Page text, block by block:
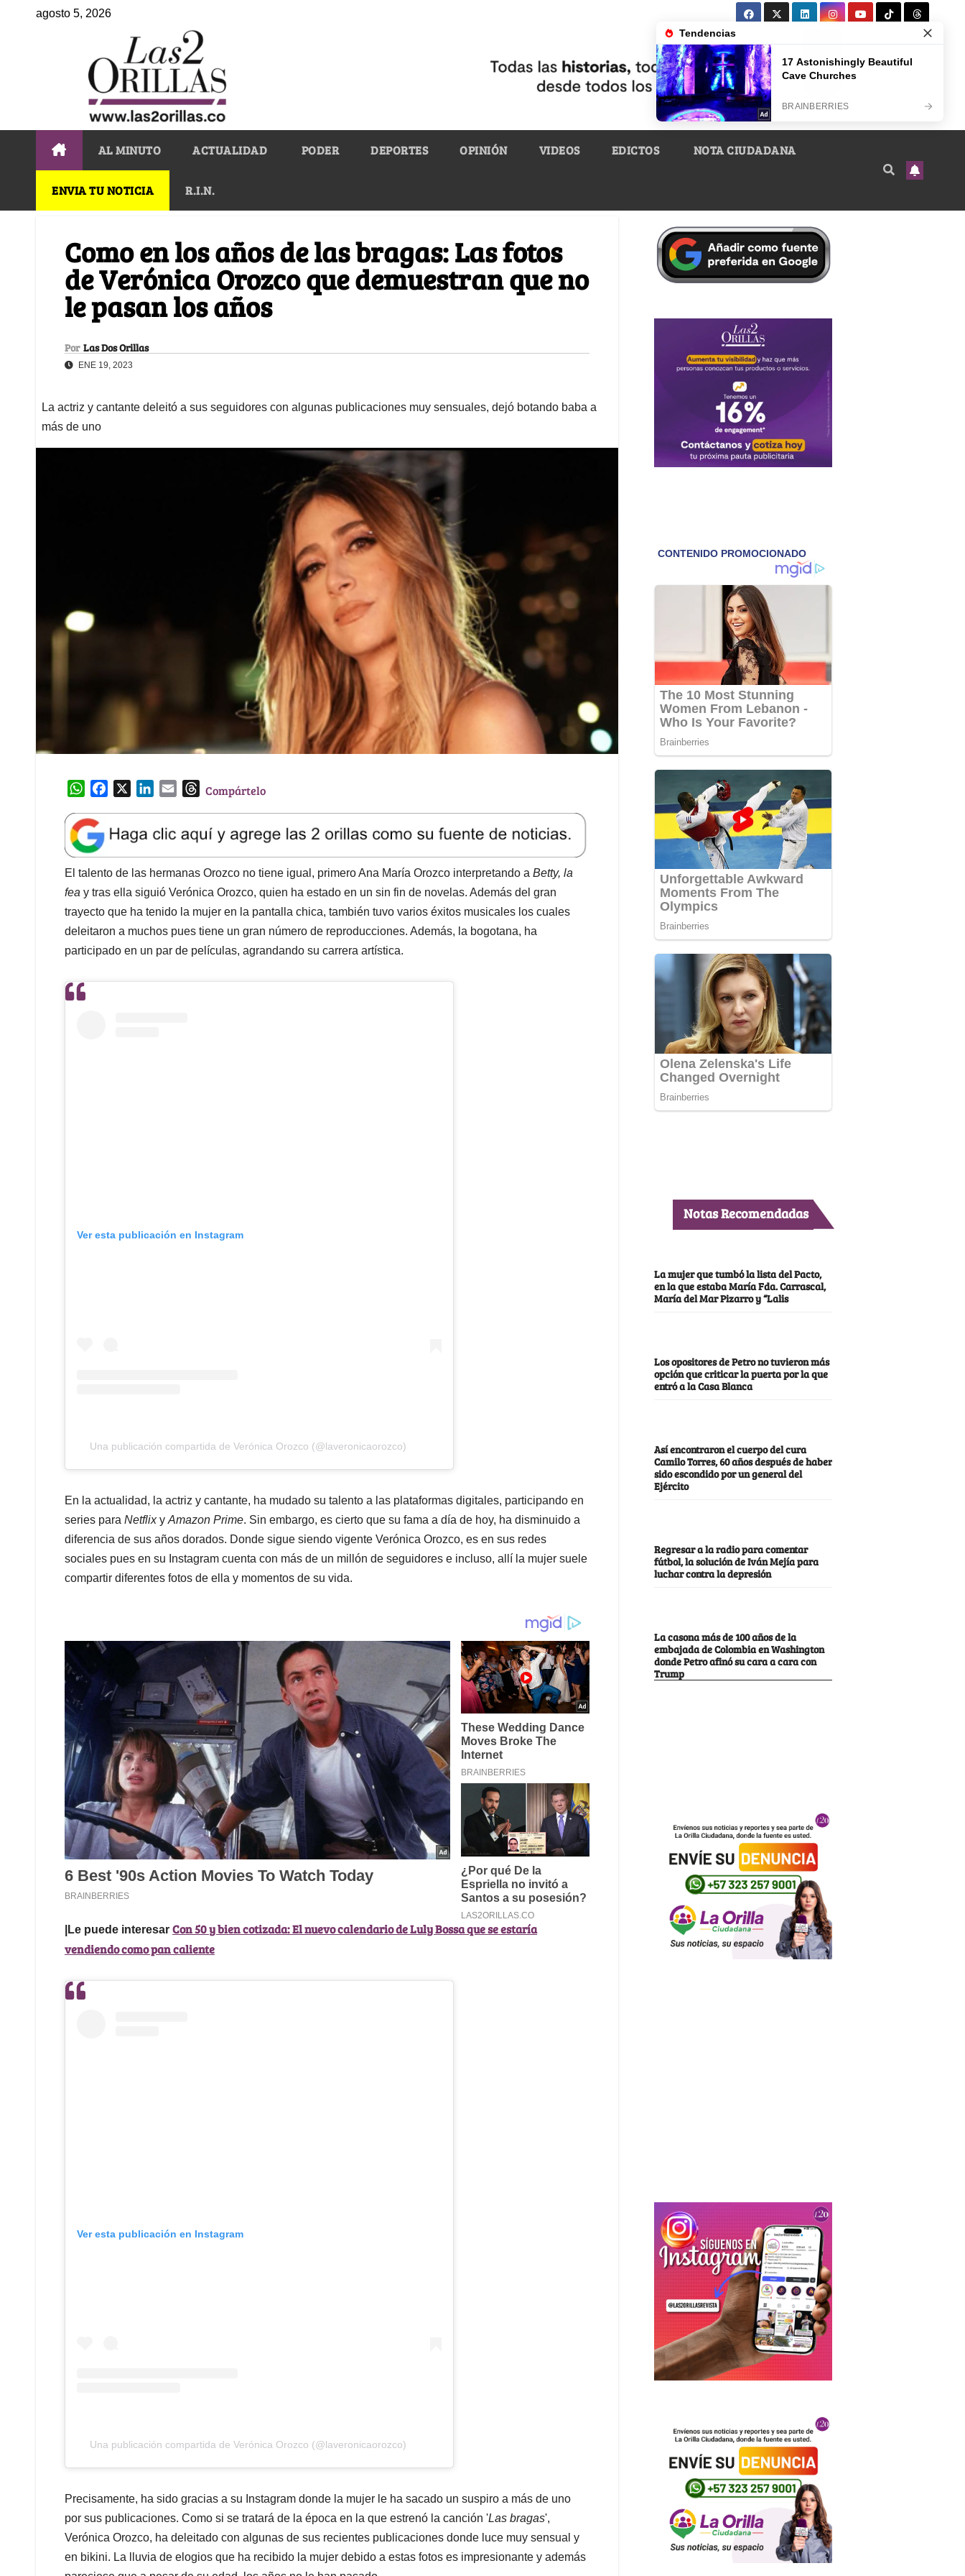
agosto 5, 2026
AL MINUTO ACTUALIDAD PODER DEPORTES OPINIÓN VIDEOS EDICTOS NOTA CIUDADANA
ENVIA TU NOTICIA R.I.N.
Como en los años de las bragas: Las fotos
de Verónica Orozco que demuestran que no
le pasan los años
Por Las Dos Orillas
ENE 19, 2023
La actriz y cantante deleitó a sus seguidores con algunas publicaciones muy sensuales, dejó botando baba a
más de uno
W
a
t
s
A
p
p
e
b
o
o
k
k
e
d
I
n
l
T
e
a
d
s
Compártelo
El talento de las hermanas Orozco no tiene igual, primero Ana María Orozco interpretando a Betty, la
fea y tras ella siguió Verónica Orozco, quien ha estado en un sin fin de novelas. Además del gran
trayecto que ha tenido la mujer en la pantalla chica, también tuvo varios éxitos musicales los cuales
deleitaron a muchos pues tiene un gran número de reproducciones. Además, la bogotana, ha
participado en un par de películas, agrandando su carrera artística.
Ver esta publicación en Instagram
Una publicación compartida de Verónica Orozco (@laveronicaorozco)
En la actualidad, la actriz y cantante, ha mudado su talento a las plataformas digitales, participando en
series para Netflixy Amazon Prime. Sin embargo, es cierto que su fama a día de hoy, ha disminuido a
diferencia de sus años dorados. Donde sigue siendo vigente Verónica Orozco, es en sus redes
sociales pues en su Instagram cuenta con más de un millón de seguidores e incluso, allí la mujer suele
compartir diferentes fotos de ella y momentos de su vida.
|Le puede interesar Con 50 y bien cotizada: El nuevo calendario de Luly Bossa que se estaría
vendiendo como pan caliente
Ver esta publicación en Instagram
Una publicación compartida de Verónica Orozco (@laveronicaorozco)
Precisamente, ha sido gracias a su Instagram donde la mujer le ha sacado un suspiro a más de uno
por sus publicaciones. Como si se tratará de la época en la que estrenó la canción 'Las bragas',
Verónica Orozco, ha deleitado con algunas de sus recientes publicaciones donde luce muy sensual y
en bikini. La lluvia de elogios que ha recibido la mujer debido a estas fotos es impresionante y además
Notas Recomendadas
La mujer que tumbó la lista del Pacto,
en la que estaba María Fda. Carrascal,
María del Mar Pizarro y “Lalis
Los opositores de Petro no tuvieron más
opción que criticar la puerta por la que
entró a la Casa Blanca
Así encontraron el cuerpo del cura
Camilo Torres, 60 años después de haber
sido escondido por un general del
Ejército
Regresar a la radio para comentar
fútbol, la solución de Iván Mejía para
luchar contra la depresión
La casona más de 100 años de la
embajada de Colombia en Washington
donde Petro afinó su cara a cara con
Trump